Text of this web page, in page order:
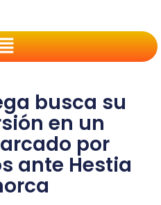
busca su
en un
por
ante Hestia